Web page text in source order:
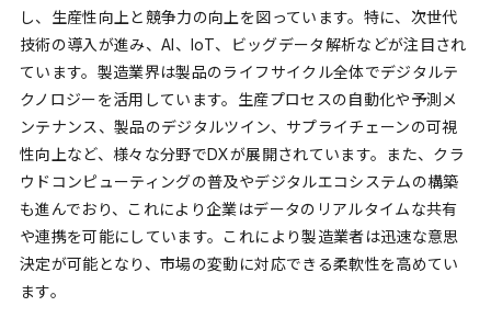
し、生産性向上と競争力の向上を図っています。特に、次世代
技術の導入が進み、AI、IoT、ビッグデータ解析などが注目され
ています。製造業界は製品のライフサイクル全体でデジタルテ
クノロジーを活用しています。生産プロセスの自動化や予測メ
ンテナンス、製品のデジタルツイン、サプライチェーンの可視
性向上など、様々な分野でDXが展開されています。また、クラ
ウドコンピューティングの普及やデジタルエコシステムの構築
も進んでおり、これにより企業はデータのリアルタイムな共有
や連携を可能にしています。これにより製造業者は迅速な意思
決定が可能となり、市場の変動に対応できる柔軟性を高めてい
ます。